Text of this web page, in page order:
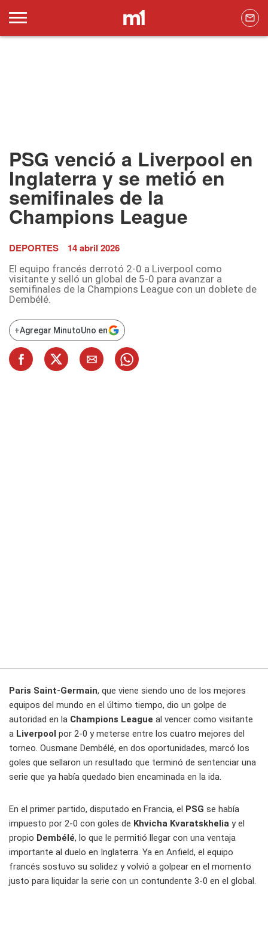
PSG venció a Liverpool en
Inglaterra y se metió en
semifinales de la
Champions League
DEPORTES 14 abril 2026
El equipo francés derrotó 2-0 a Liverpool como
visitante y selló un global de 5-0 para avanzar a
semifinales de la Champions League con un doblete de
Dembélé.
+Agregar MinutoUno en
Paris Saint-Germain, que viene siendo uno de los mejores
equipos del mundo en el último tiempo, dio un golpe de
autoridad en la Champions League al vencer como visitante
a Liverpool por 2-0 y meterse entre los cuatro mejores del
torneo. Ousmane Dembélé, en dos oportunidades, marcó los
goles que sellaron un resultado que terminó de sentenciar una
serie que ya había quedado bien encaminada en la ida.
En el primer partido, disputado en Francia, el PSG se había
impuesto por 2-0 con goles de Khvicha Kvaratskhelia y el
propio Dembélé, lo que le permitió llegar con una ventaja
importante al duelo en Inglaterra. Ya en Anfield, el equipo
francés sostuvo su solidez y volvió a golpear en el momento
justo para liquidar la serie con un contundente 3-0 en el global.